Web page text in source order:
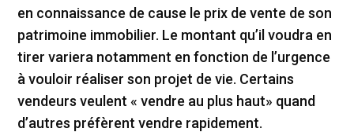
en connaissance de cause le prix de vente de son
patrimoine immobilier. Le montant qu’il voudra en
tirer variera notamment en fonction de l’urgence
à vouloir réaliser son projet de vie. Certains
vendeurs veulent « vendre au plus haut» quand
d’autres préfèrent vendre rapidement.